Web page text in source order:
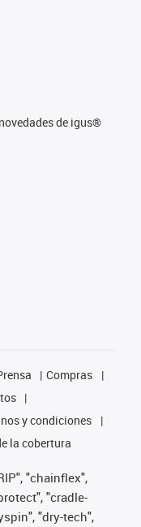
de igus®
Compras
y condiciones
la cobertura
"chainflex",
"cradle-
"dry-tech",